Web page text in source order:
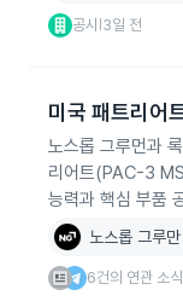
공시 3일 전
미국 패트리어
노스롭 그루먼과
리어트(PAC-3
능력과 핵심 부품
노스롭 그루만
6건의 연관 소식